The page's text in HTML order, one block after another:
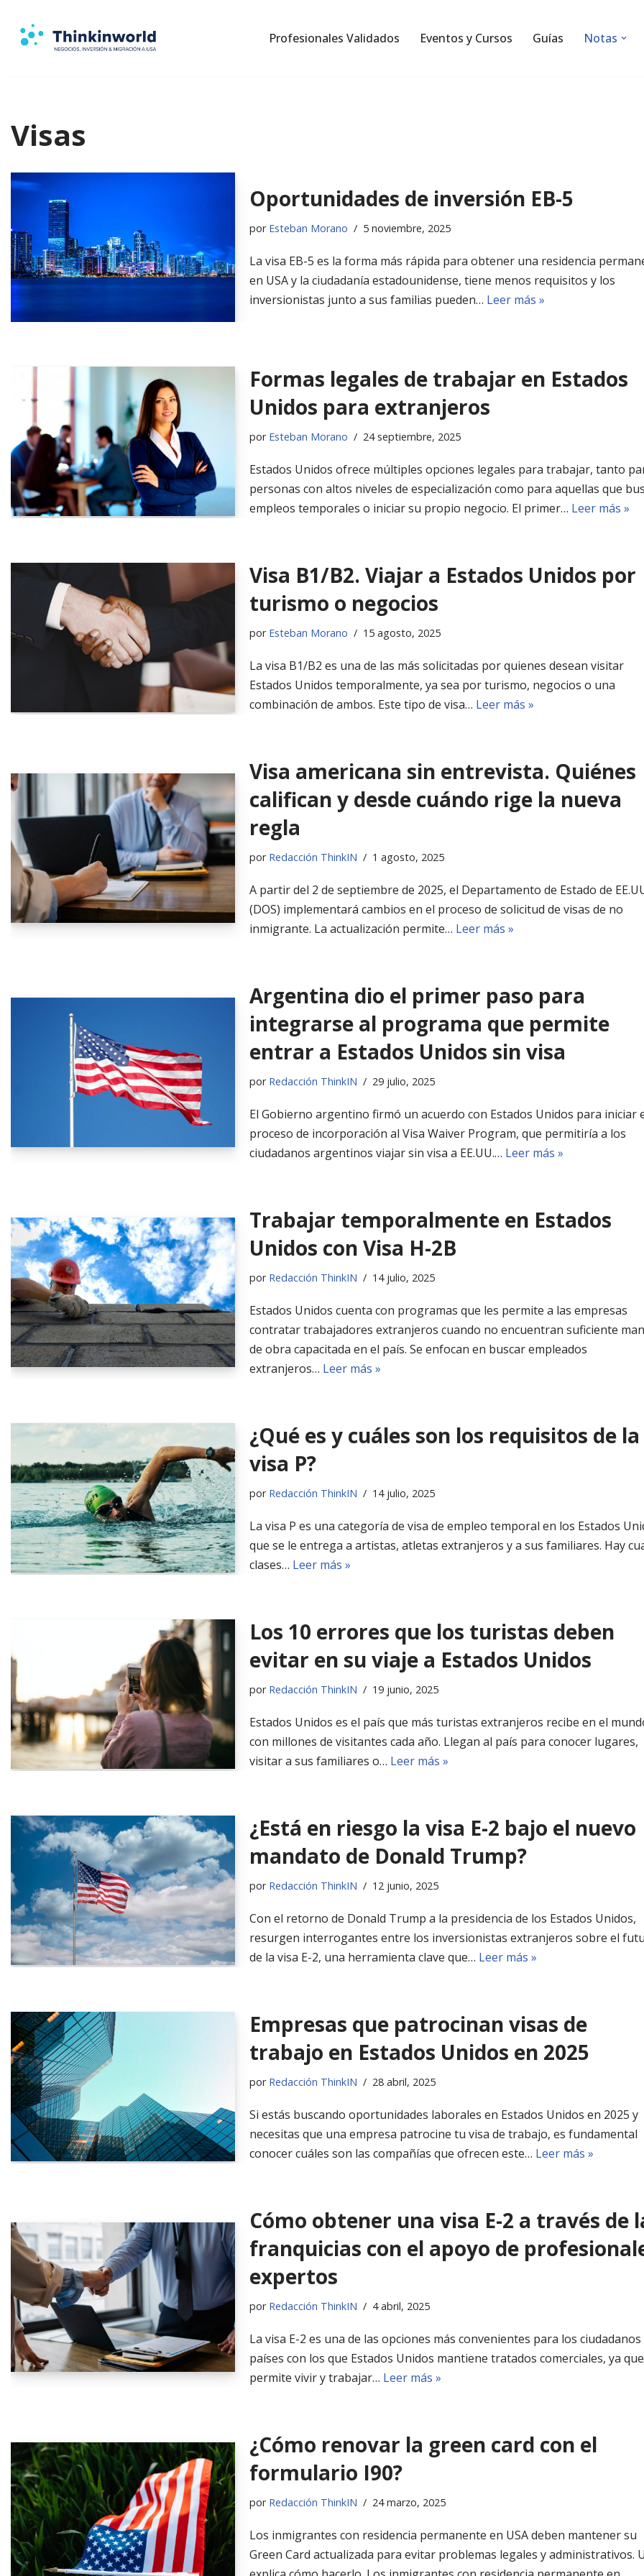
Saltar
Profesionales Validados Eventos y Cursos Guías Notas
Visas
Oportunidades de inversión EB-5
por Esteban Morano 5 noviembre, 2025
La visa EB-5 es la forma más rápida para obtener una residencia
en USA y la ciudadanía estadounidense, tiene menos requisitos y los
inversionistas junto a sus familias pueden… Leer más »
Formas legales de trabajar en Estados
Unidos para extranjeros
por Esteban Morano 24 septiembre, 2025
Estados Unidos ofrece múltiples opciones legales para trabajar, tanto
personas con altos niveles de especialización como para aquellas que
empleos temporales o iniciar su propio negocio. El primer… Leer más »
Visa B1/B2. Viajar a Estados Unidos por
turismo o negocios
por Esteban Morano 15 agosto, 2025
La visa B1/B2 es una de las más solicitadas por quienes desean visitar
Estados Unidos temporalmente, ya sea por turismo, negocios o una
combinación de ambos. Este tipo de visa… Leer más »
Visa americana sin entrevista. Quiénes
califican y desde cuándo rige la nueva
regla
por Redacción ThinkIN 1 agosto, 2025
A partir del 2 de septiembre de 2025, el Departamento de Estado de
(DOS) implementará cambios en el proceso de solicitud de visas de no
inmigrante. La actualización permite… Leer más »
Argentina dio el primer paso para
integrarse al programa que permite
entrar a Estados Unidos sin visa
por Redacción ThinkIN 29 julio, 2025
El Gobierno argentino firmó un acuerdo con Estados Unidos para iniciar
proceso de incorporación al Visa Waiver Program, que permitiría a los
ciudadanos argentinos viajar sin visa a EE.UU.… Leer más »
Trabajar temporalmente en Estados
Unidos con Visa H-2B
por Redacción ThinkIN 14 julio, 2025
Estados Unidos cuenta con programas que les permite a las empresas
contratar trabajadores extranjeros cuando no encuentran suficiente
de obra capacitada en el país. Se enfocan en buscar empleados
extranjeros… Leer más »
¿Qué es y cuáles son los requisitos de la
visa P?
por Redacción ThinkIN 14 julio, 2025
La visa P es una categoría de visa de empleo temporal en los Estados
que se le entrega a artistas, atletas extranjeros y a sus familiares. Hay
clases… Leer más »
Los 10 errores que los turistas deben
evitar en su viaje a Estados Unidos
por Redacción ThinkIN 19 junio, 2025
Estados Unidos es el país que más turistas extranjeros recibe en el
con millones de visitantes cada año. Llegan al país para conocer lugares,
visitar a sus familiares o… Leer más »
¿Está en riesgo la visa E-2 bajo el nuevo
mandato de Donald Trump?
por Redacción ThinkIN 12 junio, 2025
Con el retorno de Donald Trump a la presidencia de los Estados Unidos,
resurgen interrogantes entre los inversionistas extranjeros sobre el
de la visa E-2, una herramienta clave que… Leer más »
Empresas que patrocinan visas de
trabajo en Estados Unidos en 2025​
por Redacción ThinkIN 28 abril, 2025
Si estás buscando oportunidades laborales en Estados Unidos en 2025 y
necesitas que una empresa patrocine tu visa de trabajo, es fundamental
conocer cuáles son las compañías que ofrecen este… Leer más »
Cómo obtener una visa E-2 a través de
franquicias con el apoyo de
expertos
por Redacción ThinkIN 4 abril, 2025
La visa E-2 es una de las opciones más convenientes para los ciudadanos
países con los que Estados Unidos mantiene tratados comerciales, ya
permite vivir y trabajar… Leer más »
¿Cómo renovar la green card con el
formulario I90?
por Redacción ThinkIN 24 marzo, 2025
Los inmigrantes con residencia permanente en USA deben mantener su
Green Card actualizada para evitar problemas legales y administrativos.